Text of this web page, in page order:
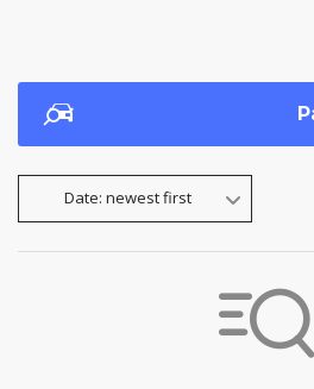
Date: newest first